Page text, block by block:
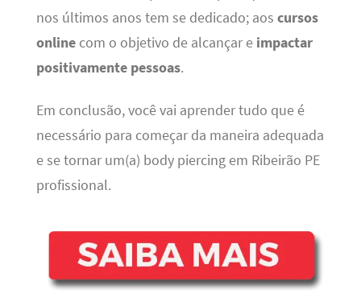
nos últimos anos tem se dedicado; aos cursos
onlinecom o objetivo de alcançar e impactar
positivamente pessoas.
Em conclusão, você vai aprender tudo que é
necessário para começar da maneira adequada
e se tornar um(a) body piercing em Ribeirão PE
profissional.